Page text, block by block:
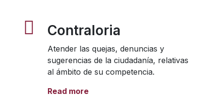
Contraloria
Atender las quejas, denuncias y
sugerencias de la ciudadanía, relativas
al ámbito de su competencia.
Read more